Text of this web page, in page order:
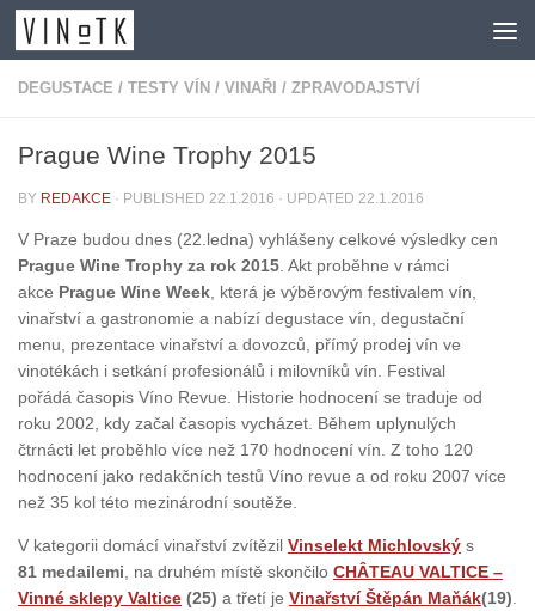
Skip to content
DEGUSTACE / TESTY VÍN / VINAŘI / ZPRAVODAJSTVÍ
Prague Wine Trophy 2015
BY REDAKCE · PUBLISHED 22.1.2016 · UPDATED 22.1.2016
V Praze budou dnes (22.ledna) vyhlášeny celkové výsledky cen
Prague Wine Trophy za rok 2015. Akt proběhne v rámci
akce Prague Wine Week, která je výběrovým festivalem vín,
vinařství a gastronomie a nabízí degustace vín, degustační
menu, prezentace vinařství a dovozců, přímý prodej vín ve
vinotékách i setkání profesionálů i milovníků vín. Festival
pořádá časopis Víno Revue. Historie hodnocení se traduje od
roku 2002, kdy začal časopis vycházet. Během uplynulých
čtrnácti let proběhlo více než 170 hodnocení vín. Z toho 120
hodnocení jako redakčních testů Víno revue a od roku 2007 více
než 35 kol této mezinárodní soutěže.
V kategorii domácí vinařství zvítězil Vinselekt Michlovský s
81 medailemi, na druhém místě skončilo CHÂTEAU VALTICE –
Vinné sklepy Valtice (25) a třetí je Vinařství Štěpán Maňák(19).